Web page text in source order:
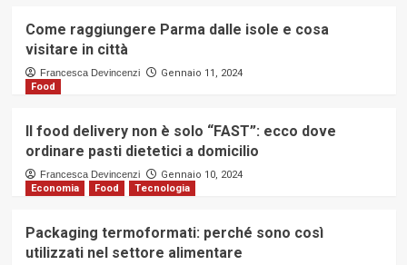
Come raggiungere Parma dalle isole e cosa
visitare in città
Francesca Devincenzi
Gennaio 11, 2024
Food
Il food delivery non è solo “FAST”: ecco dove
ordinare pasti dietetici a domicilio
Francesca Devincenzi
Gennaio 10, 2024
Economia
Food Tecnologia
Packaging termoformati: perché sono così
utilizzati nel settore alimentare